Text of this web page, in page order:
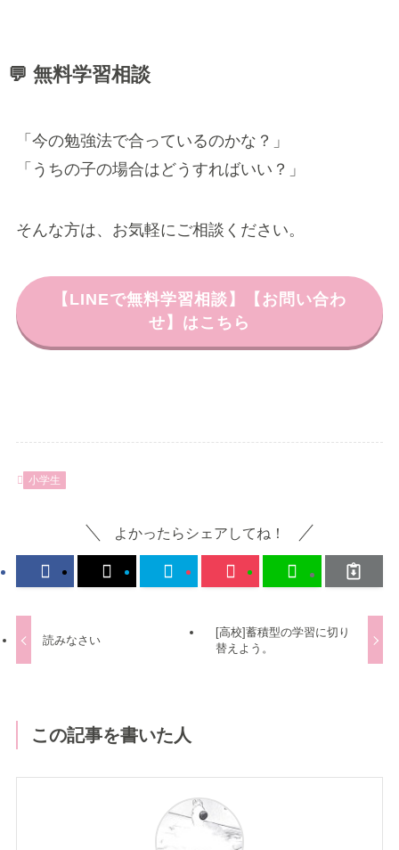
💬 無料学習相談
「今の勉強法で合っているのかな？」
「うちの子の場合はどうすればいい？」
そんな方は、お気軽にご相談ください。
【LINEで無料学習相談】【お問い合わ
せ】はこちら
小学生
よかったらシェアしてね！
読みなさい
[高校]蓄積型の学習に切り
替えよう。
この記事を書いた人